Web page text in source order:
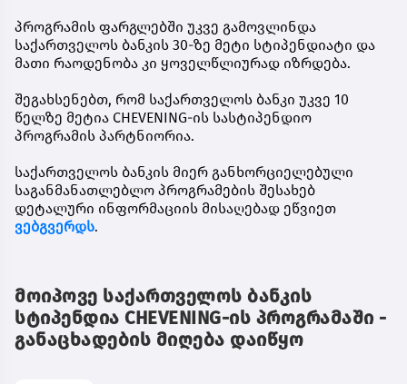
პროგრამის ფარგლებში უკვე გამოვლინდა
საქართველოს ბანკის 30-ზე მეტი სტიპენდიატი და
მათი რაოდენობა კი ყოველწლიურად იზრდება.
შეგახსენებთ, რომ საქართველოს ბანკი უკვე 10
წელზე მეტია CHEVENING-ის სასტიპენდიო
პროგრამის პარტნიორია.
საქართველოს ბანკის მიერ განხორციელებული
საგანმანათლებლო პროგრამების შესახებ
დეტალური ინფორმაციის მისაღებად ეწვიეთ
ვებგვერდს.
მოიპოვე საქართველოს ბანკის
სტიპენდია CHEVENING-ის პროგრამაში -
განაცხადების მიღება დაიწყო